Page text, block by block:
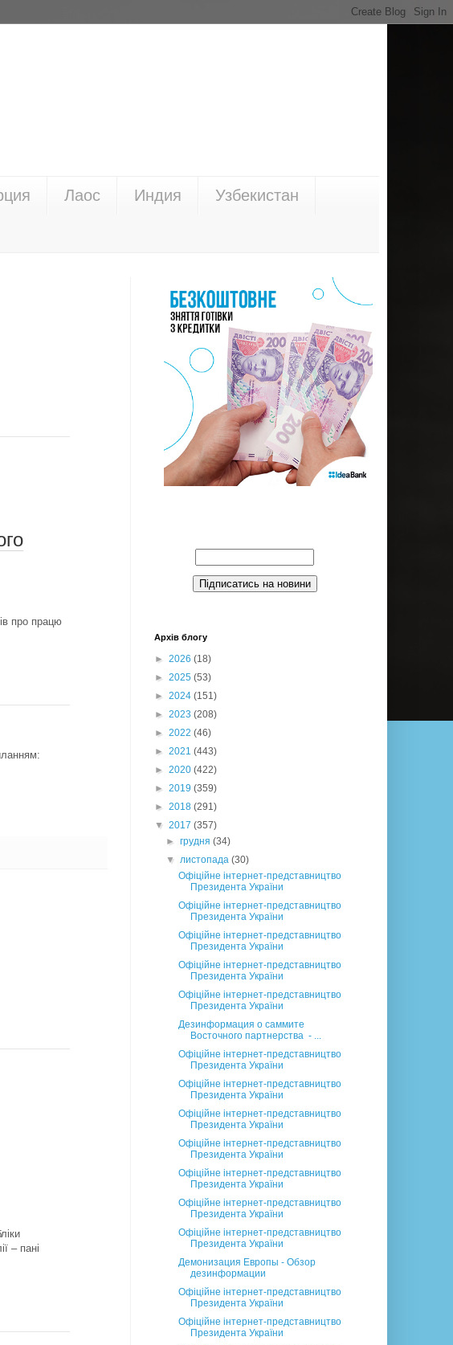
Лаос Индия Узбекистан
про працю
– пані
Архів блогу
► 2026 (18)
► 2025 (53)
► 2024 (151)
► 2023 (208)
► 2022 (46)
► 2021 (443)
► 2020 (422)
► 2019 (359)
► 2018 (291)
▼ 2017 (357)
►грудня(34)
▼листопада(30)
Офіційне інтернет-представництво
Президента України
Офіційне інтернет-представництво
Президента України
Офіційне інтернет-представництво
Президента України
Офіційне інтернет-представництво
Президента України
Офіційне інтернет-представництво
Президента України
Дезинформация о саммите
Восточного партнерства - ...
Офіційне інтернет-представництво
Президента України
Офіційне інтернет-представництво
Президента України
Офіційне інтернет-представництво
Президента України
Офіційне інтернет-представництво
Президента України
Офіційне інтернет-представництво
Президента України
Офіційне інтернет-представництво
Президента України
Офіційне інтернет-представництво
Президента України
Демонизация Европы - Обзор
дезинформации
Офіційне інтернет-представництво
Президента України
Офіційне інтернет-представництво
Президента України